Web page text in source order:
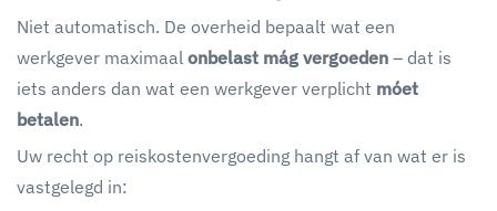
Niet automatisch. De overheid bepaalt wat een
werkgever maximaal onbelast mág vergoeden – dat is
iets anders dan wat een werkgever verplicht móet
betalen.
Uw recht op reiskostenvergoeding hangt af van wat er is
vastgelegd in: